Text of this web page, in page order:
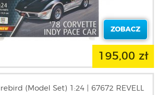
ZOBACZ
195,00 zł
(Model Set) 1:24 | 67672 REVELL